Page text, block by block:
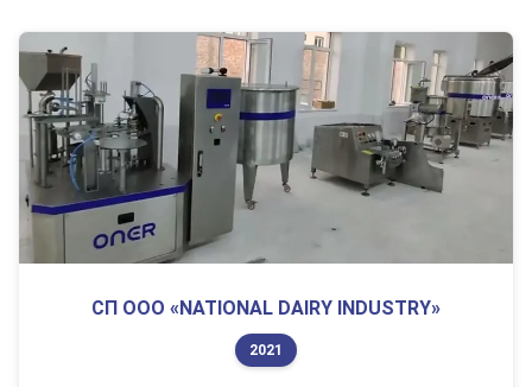
СП ООО «NATIONAL DAIRY INDUSTRY»
2021